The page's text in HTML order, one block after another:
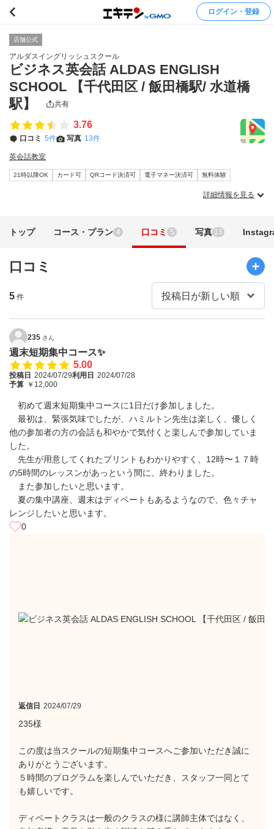
ログイン・登録
店舗公式
アルダスイングリッシュスクール
ビジネス英会話 ALDAS ENGLISH
SCHOOL 【千代田区 / 飯田橋駅/ 水道橋
駅】
共有
3.76
口コミ 5件 写真 13件
英会話教室
21時以降OK カード可 QRコード決済可 電子マネー決済可 無料体験
詳細情報を見る
トップ コース・プラン 4 口コミ 5 写真 13
口コミ
5 件
235 さん
週末短期集中コース✨
5.00
投稿日 2024/07/29利用日 2024/07/28
予算 ￥12,000
初めて週末短期集中コースに1日だけ参加しました。
最初は、緊張気味でしたが、ハミルトン先生は楽しく、優しく
他の参加者の方の会話も和やかで気付くと楽しんで参加していま
した。
先生が用意してくれたプリントもわかりやすく、12時〜１７時
の5時間のレッスンがあっという間に、終わりました。
また参加したいと思います。
夏の集中講座、週末はディベートもあるようなので、色々チャ
レンジしたいと思います。
0
返信日 2024/07/29
235様
この度は当スクールの短期集中コースへご参加いただき誠に
ありがとうございます。
５時間のプログラムを楽しんでいただき、スタッフ一同とて
も嬉しいです。
ディベートクラスは一般のクラスの様に講師主体ではなく、